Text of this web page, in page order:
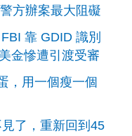
方辦案最大阻礙
靠 GDID 識別
金慘遭引渡受審
，用一個瘦一個
了，重新回到45